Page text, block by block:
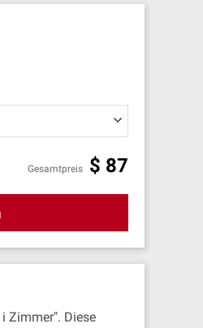
Gesamtpreis $ 87
Zimmer". Diese